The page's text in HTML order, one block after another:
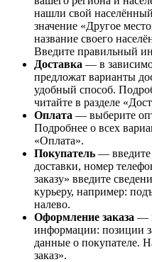
нашли свой
значение «Другое
название своего
Введите правильный
Доставка — в
предложат варианты
удобный способ.
читайте в разделе
Оплата — выберите
Подробнее о всех
«Оплата».
Покупатель —
доставки, номер
заказу» введите
курьеру, например:
налево.
Оформление заказа —
информации: позиции
данные о покупателе.
заказ».